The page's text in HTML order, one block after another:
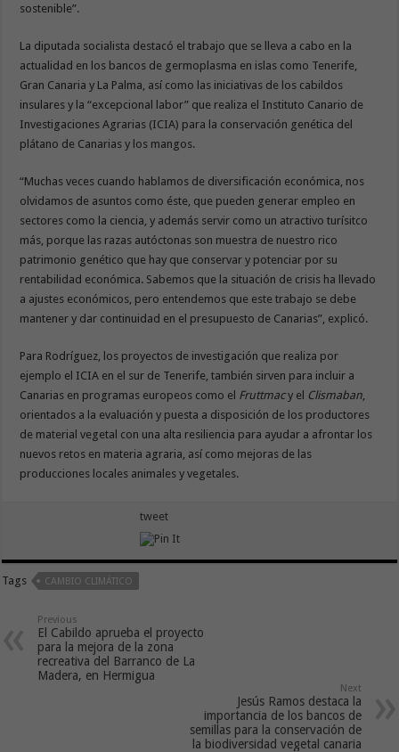
sostenible”.
La diputada socialista destacó el trabajo que se lleva a cabo en la
actualidad en los bancos de germoplasma en islas como Tenerife,
Gran Canaria y La Palma, así como las iniciativas de los cabildos
insulares y la “excepcional labor” que realiza el Instituto Canario de
Investigaciones Agrarias (ICIA) para la conservación genética del
plátano de Canarias y los mangos.
“Muchas veces cuando hablamos de diversificación económica, nos
olvidamos de asuntos como éste, que pueden generar empleo en
sectores como la ciencia, y además servir como un atractivo turísitco
más, porque las razas autóctonas son muestra de nuestro rico
patrimonio genético que hay que conservar y potenciar por su
rentabilidad económica. Sabemos que la situación de crisis ha llevado
a ajustes económicos, pero entendemos que este trabajo se debe
mantener y dar continuidad en el presupuesto de Canarias”, explicó.
Para Rodríguez, los proyectos de investigación que realiza por
ejemplo el ICIA en el sur de Tenerife, también sirven para incluir a
Canarias en programas europeos como el Fruttmacy el Clismaban
orientados a la evaluación y puesta a disposición de los productores
de material vegetal con una alta resiliencia para ayudar a afrontar los
nuevos retos en materia agraria, así como mejoras de las
producciones locales animales y vegetales.
tweet
Tags CAMBIO CLIMÁTICO
Previous
El Cabildo aprueba el proyecto
para la mejora de la zona
recreativa del Barranco de La
Madera, en Hermigua
Next
Jesús Ramos destaca la
importancia de los bancos de
semillas para la conservación de
la biodiversidad vegetal canaria